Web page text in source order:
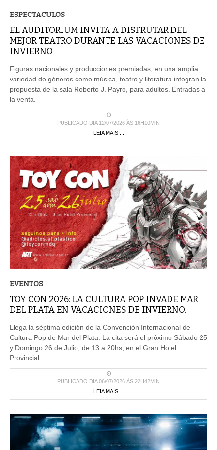
EL AUDITORIUM INVITA A DISFRUTAR DEL
MEJOR TEATRO DURANTE LAS VACACIONES DE
INVIERNO
variedad de géneros como música, teatro y literatura integran la
propuesta de la sala Roberto J. Payró, para adultos. Entradas a
la venta.
PUBLICADO DIA 12/07/2026 ÀS 16H10MIN
LEIA MAIS ...
TOY CON 2026: LA CULTURA POP INVADE MAR
DEL PLATA EN VACACIONES DE INVIERNO.
Cultura Pop de Mar del Plata. La cita será el próximo Sábado 25
y Domingo 26 de Julio, de 13 a 20hs, en el Gran Hotel
Provincial.
PUBLICADO DIA 06/07/2026 ÀS 22H42MIN
LEIA MAIS ...